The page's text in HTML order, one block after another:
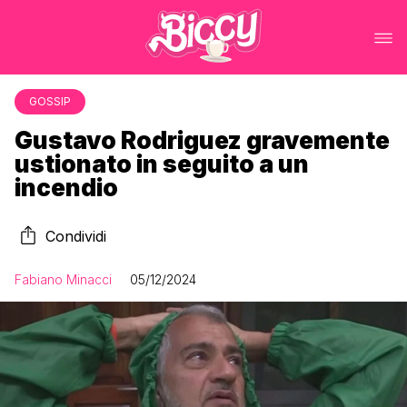
GOSSIP
Gustavo Rodriguez gravemente
ustionato in seguito a un
incendio
Condividi
Fabiano Minacci 05/12/2024